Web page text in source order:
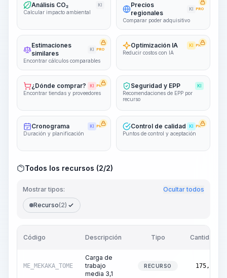
Análisis CO₂ KI
Calcular impacto ambiental
Precios
regionales
KI PRO
Comparar poder adquisitivo
Estimaciones
similares
KI PRO
Encontrar cálculos comparables
Optimización IA KI PRO
Reducir costos con IA
¿Dónde comprar? KI PRO
Encontrar tiendas y proveedores
Seguridad y EPP KI
Recomendaciones de EPP por
recurso
Cronograma KI PRO
Duración y planificación
Control de calidad KI PRO
Puntos de control y aceptación
Todos los recursos (2/2)
Mostrar tipos: Ocultar todos
Recurso(2)
Código Descripción Tipo Cantidad
ME_MEKAKA_TOME
Carga de
trabajo
media 3,1
RECURSO 175,00